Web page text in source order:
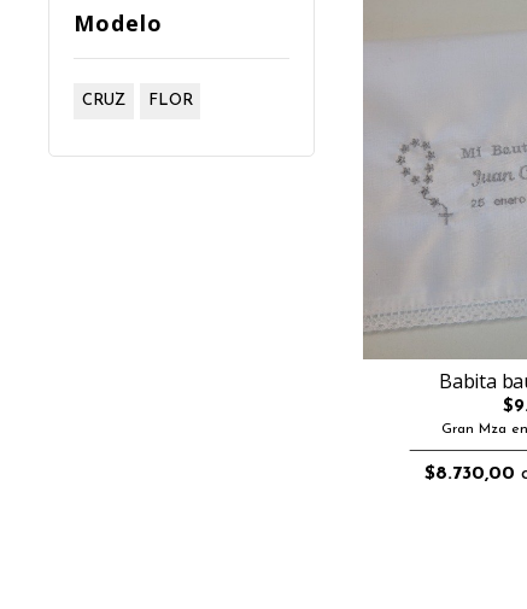
Modelo
CRUZ FLOR
Babita
Gran Mza
$8.730,00